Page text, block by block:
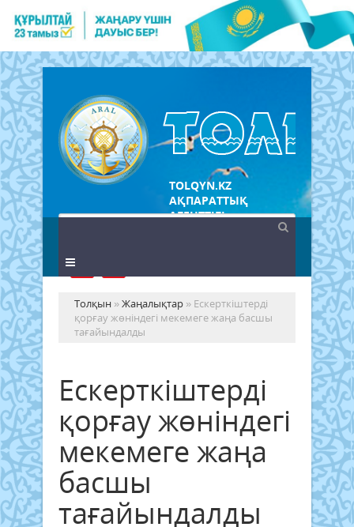
TOLQYN.KZ
АҚПАРАТТЫҚ
АГЕНТТІГІ
Толқын »Жаңалықтар » Ескерткіштерді
қорғау жөніндегі мекемеге жаңа басшы
тағайындалды
Ескерткіштерді
қорғау жөніндегі
мекемеге жаңа
басшы
тағайындалды